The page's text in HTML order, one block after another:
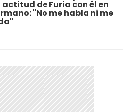
de Furia con él en
"No me habla ni me